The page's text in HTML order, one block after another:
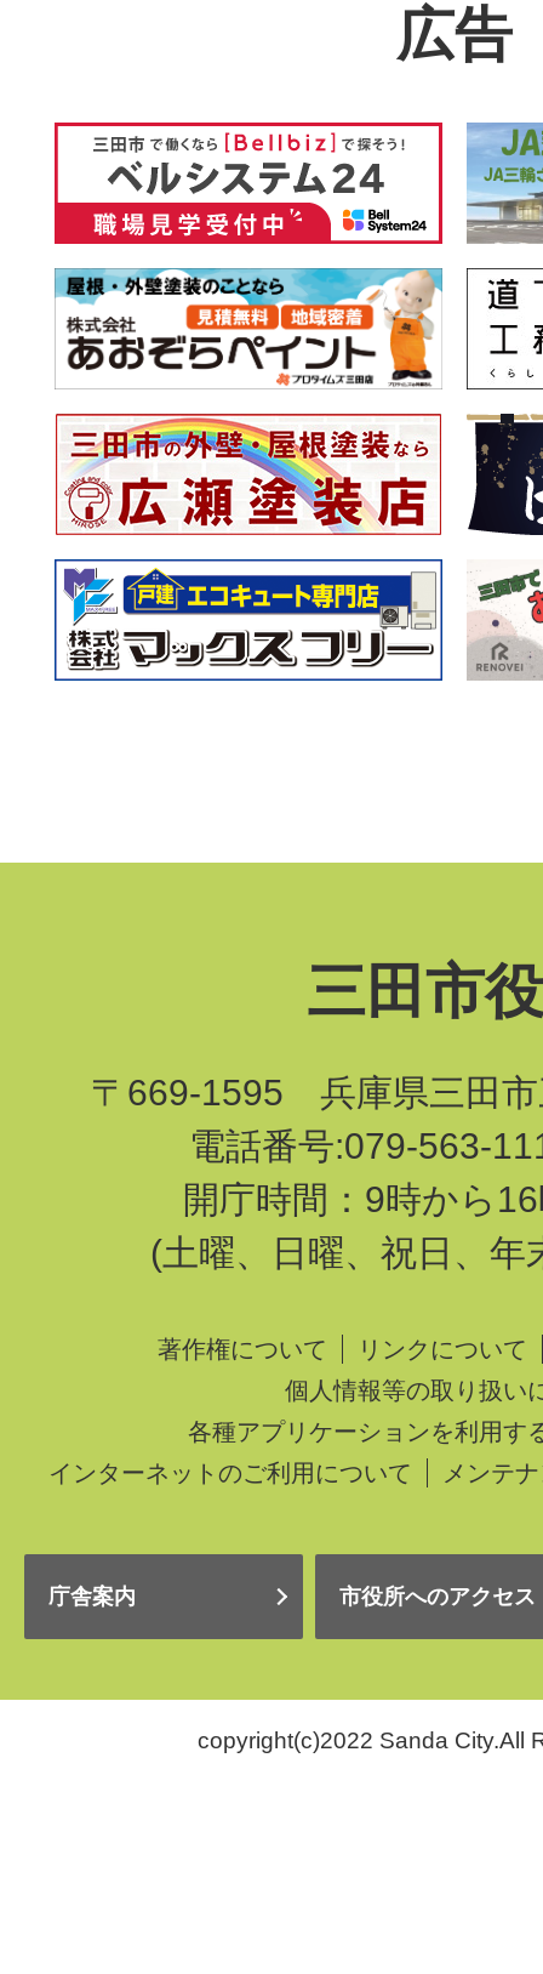
広告
三田市
〒669-1595 兵庫県三田市
電話番号:079-563-
開庁時間：9時から
(土曜、日曜、祝日、年
著作権について
リンクについて
個人情報等の取り扱い
各種アプリケーションを利用す
インターネットのご利用について
メンテ
庁舎案内 市役所へのアクセス
copyright(c)2022 Sanda City.All